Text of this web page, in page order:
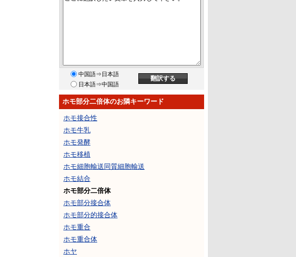
中国語⇒日本語
日本語⇒中国語
ホモ部分二倍体のお隣キーワード
ホモ接合性
ホモ牛乳
ホモ発酵
ホモ移植
ホモ細胞輸送同質細胞輸送
ホモ結合
ホモ部分二倍体
ホモ部分接合体
ホモ部分的接合体
ホモ重合
ホモ重合体
ホヤ